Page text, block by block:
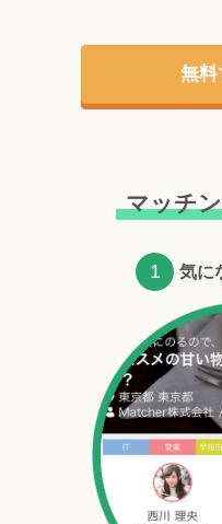
無料
マッチ
1 気に